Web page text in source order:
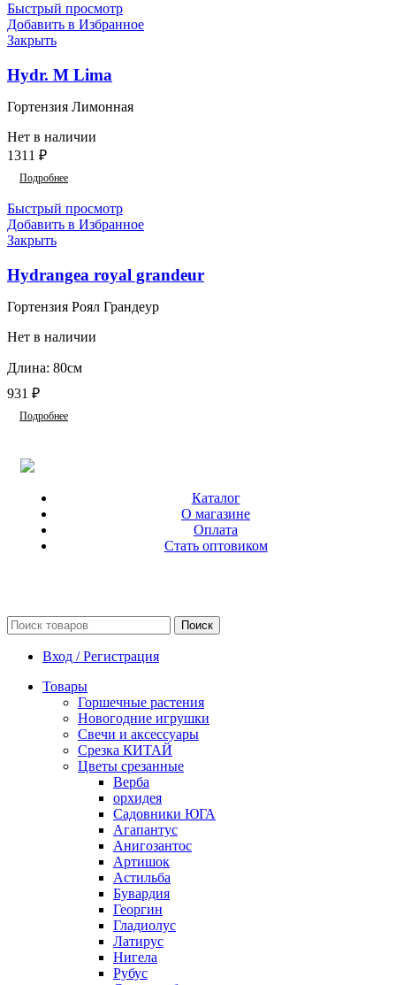
Быстрый просмотр
Добавить в Избранное
Закрыть
Hydr. M Lima
Гортензия Лимонная
Нет в наличии
1311 ₽
Подробнее
Быстрый просмотр
Добавить в Избранное
Закрыть
Hydrangea royal grandeur
Гортензия Роял Грандеур
Нет в наличии
Длина: 80см
931 ₽
Подробнее
Каталог
О магазине
Оплата
Стать оптовиком
Поиск
Вход / Регистрация
Товары
Горшечные растения
Новогодние игрушки
Свечи и аксессуары
Срезка КИТАЙ
Цветы срезанные
Верба
орхидея
Садовники ЮГА
Агапантус
Анигозантос
Артишок
Астильба
Бувардия
Георгин
Гладиолус
Латирус
Нигела
Рубус